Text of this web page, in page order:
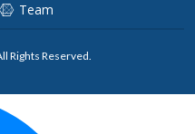
Team
Rights Reserved.